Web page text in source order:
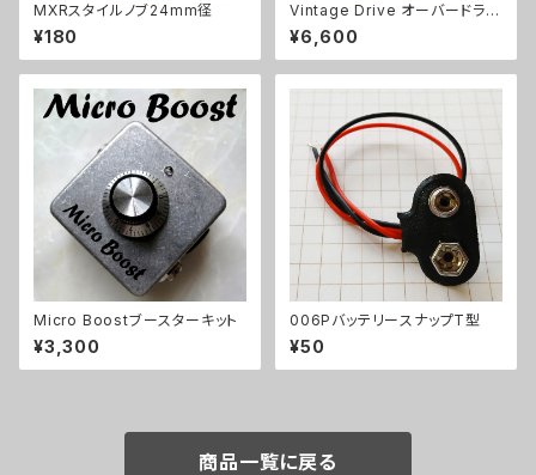
MXRスタイルノブ24mm径
¥180
Vintage Drive オーバードライ
ブキット【PEDAL FREAKS】
¥6,600
Micro Boostブースターキット
¥3,300
006PバッテリースナップT型
¥50
商品一覧に戻る